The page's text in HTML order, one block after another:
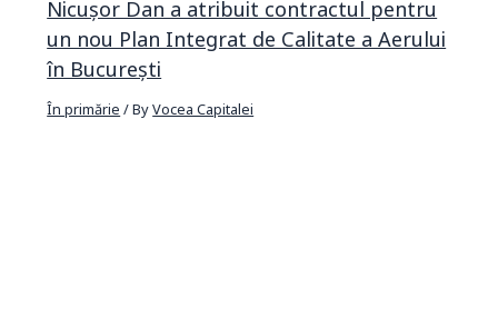
Nicușor Dan a atribuit contractul pentru
un nou Plan Integrat de Calitate a Aerului
în București
În primărie/ ByVocea Capitalei